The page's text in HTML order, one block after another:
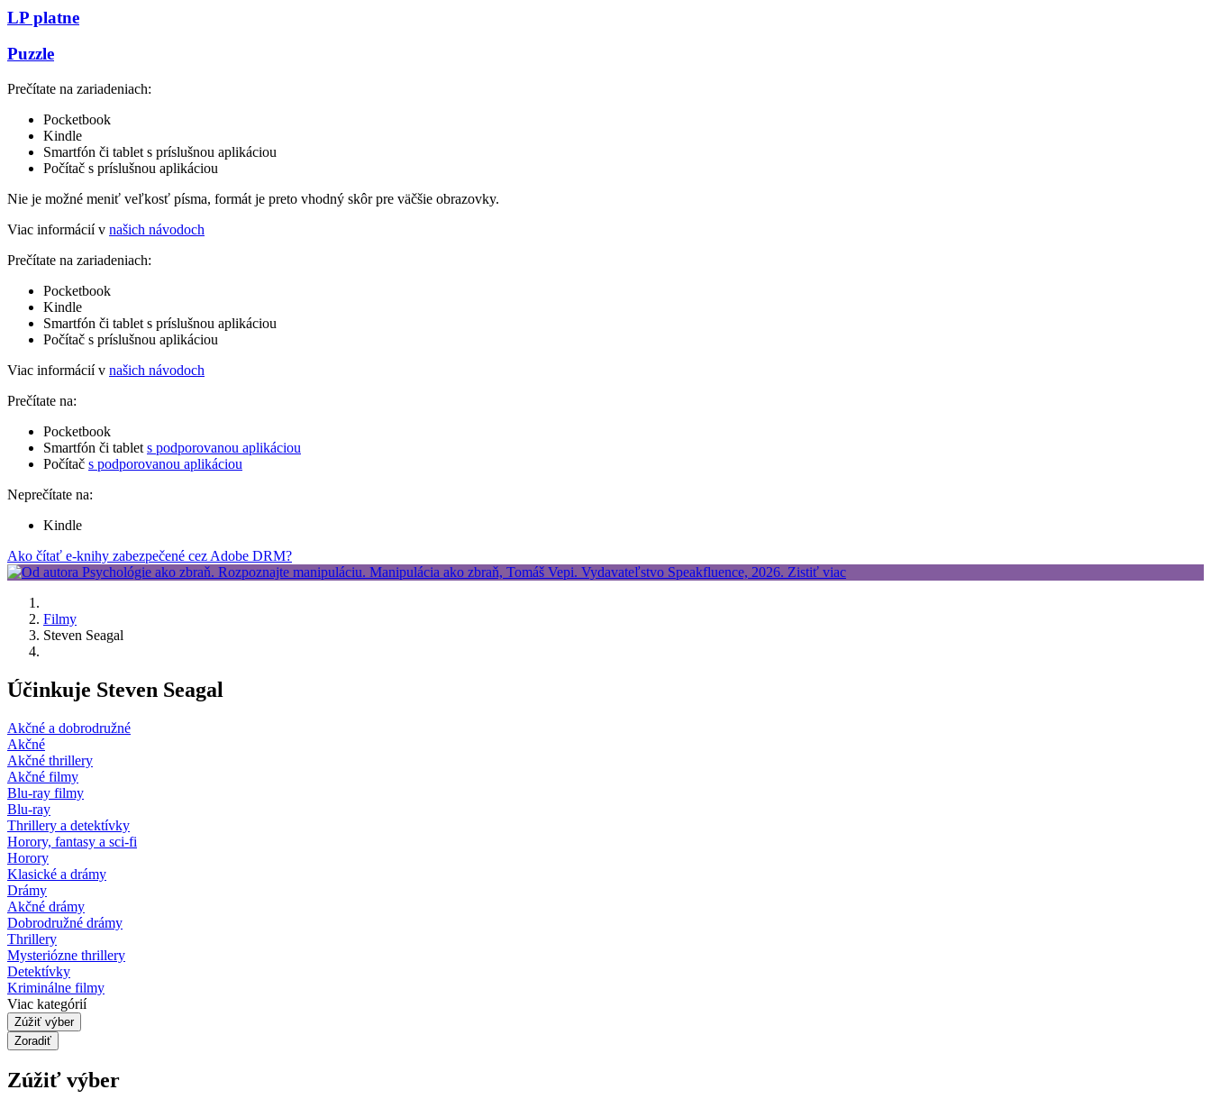
LP platne
Puzzle
Prečítate na zariadeniach:
Pocketbook
Kindle
Smartfón či tablet s príslušnou aplikáciou
Počítač s príslušnou aplikáciou
Nie je možné meniť veľkosť písma, formát je preto vhodný skôr pre väčšie obrazovky.
Viac informácií v našich návodoch
Prečítate na zariadeniach:
Pocketbook
Kindle
Smartfón či tablet s príslušnou aplikáciou
Počítač s príslušnou aplikáciou
Viac informácií v našich návodoch
Prečítate na:
Pocketbook
Smartfón či tablet s podporovanou aplikáciou
Počítač s podporovanou aplikáciou
Neprečítate na:
Kindle
Ako čítať e-knihy zabezpečené cez Adobe DRM?
Filmy
Steven Seagal
Účinkuje Steven Seagal
Akčné a dobrodružné
Akčné
Akčné thrillery
Akčné filmy
Blu-ray filmy
Blu-ray
Thrillery a detektívky
Horory, fantasy a sci-fi
Horory
Klasické a drámy
Drámy
Akčné drámy
Dobrodružné drámy
Thrillery
Mysteriózne thrillery
Detektívky
Kriminálne filmy
Viac kategórií
Zúžiť výber
Zoradiť
Zúžiť výber